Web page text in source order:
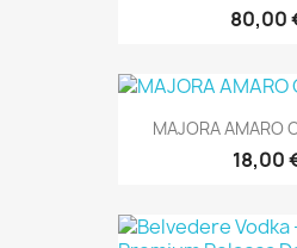
80,00
MAJORA AMARO
18,00